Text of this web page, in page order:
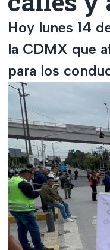
Hoy lunes 14
la CDMX que
para los